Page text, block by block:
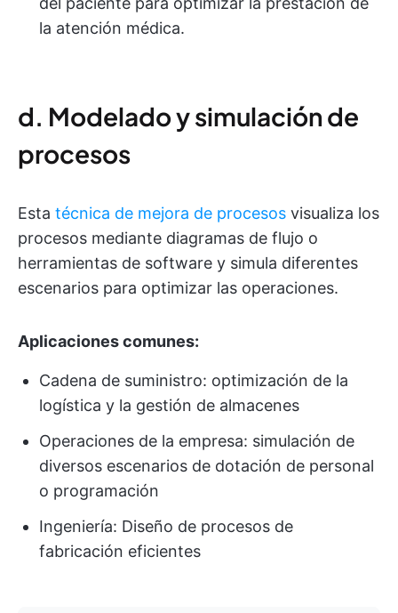
la atención médica.
d. Modelado y simulación de
procesos
Esta técnica de mejora de procesos visualiza los
procesos mediante diagramas de flujo o
herramientas de software y simula diferentes
escenarios para optimizar las operaciones.
Aplicaciones comunes:
Cadena de suministro: optimización de la
logística y la gestión de almacenes
Operaciones de la empresa: simulación de
diversos escenarios de dotación de personal
o programación
Ingeniería: Diseño de procesos de
fabricación eficientes